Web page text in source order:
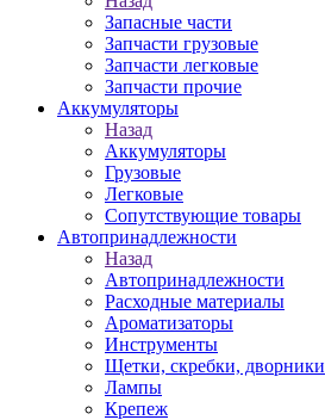
Запасные части
Запчасти грузовые
Запчасти легковые
Запчасти прочие
Аккумуляторы
Назад
Аккумуляторы
Грузовые
Легковые
Сопутствующие товары
Автопринадлежности
Назад
Автопринадлежности
Расходные материалы
Ароматизаторы
Инструменты
Щетки, скребки, дворники
Лампы
Крепеж